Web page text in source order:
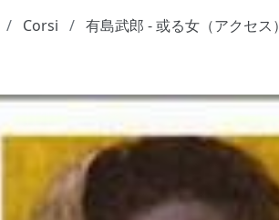
Corsi 有島武郎 - 或る女（アクセス）